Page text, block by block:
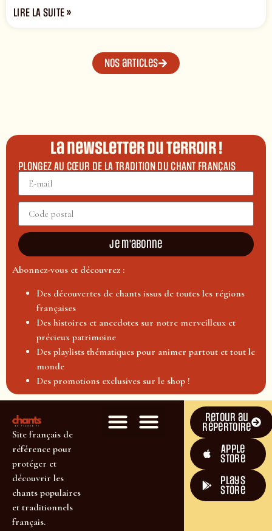
LIRE LA SUITE »
Nos articles
La newsletter du terroir !
PLONGEZ AU CŒUR DE LA TRADITION DU CHANT FRANÇAIS
Je m'abonne
Abonnez-vous et découvrez :
Des découvertes de chants issus de toutes les régions
françaises
Des histoires et anecdotes sur notre merveilleux et
précieux patrimoine
Des playlists thématiques pour animer partout et tout le
monde
Des promotions exclusives sur le shop !
Site français de
référence pour
protéger et
découvrir les
chants populaires
et traditionnels
français.
Retour au
répertoire
Apple
Store
plays
store